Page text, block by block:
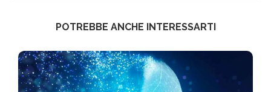
POTREBBE ANCHE INTERESSARTI